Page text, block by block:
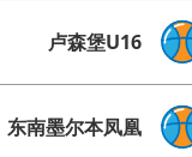
卢森堡U16
东南墨尔本凤凰